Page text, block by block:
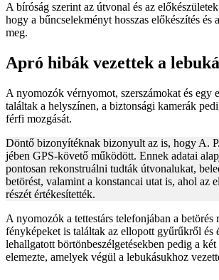
A bíróság szerint az útvonal és az
hogy a bűncselekményt hosszas előkészítés és
meg.
Apró hibák vezettek a
A nyomozók vérnyomot, szerszámokat és egy
találtak a helyszínen, a biztonsági kamerák
férfi mozgását.
Döntő bizonyítéknak bizonyult az is, hogy A.
jében GPS-követő működött. Ennek adatai
pontosan rekonstruálni tudták útvonalukat,
betörést, valamint a konstancai utat is, ahol az
részét értékesítették.
A nyomozók a tettestárs telefonjában a betörés
fényképeket is találtak az ellopott gyűrűkről és
lehallgatott börtönbeszélgetésekben pedig a
elemezte, amelyek végül a lebukásukhoz